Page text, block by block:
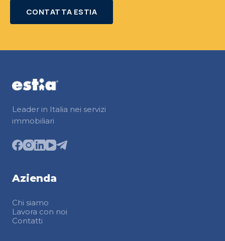
CONTATTA ESTIA
Leader in Italia nei servizi
immobiliari
Azienda
Chi siamo
Lavora con noi
Contatti